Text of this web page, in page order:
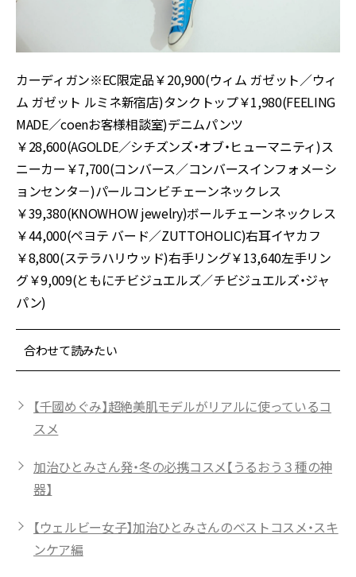
カーディガン※EC限定品￥20,900(ウィム ガゼット／ウィ
ム ガゼット ルミネ新宿店)タンクトップ￥1,980(FEELING
MADE／coenお客様相談室)デニムパンツ
￥28,600(AGOLDE／シチズンズ・オブ・ヒューマニティ)ス
ニーカー￥7,700(コンバース／コンバースインフォメーシ
ョンセンタ－)パールコンビチェーンネックレス
￥39,380(KNOWHOW jewelry)ボールチェーンネックレス
￥44,000(ペヨテ バード／ZUTTOHOLIC)右耳イヤカフ
￥8,800(ステラハリウッド)右手リング￥13,640左手リン
グ￥9,009(ともにチビジュエルズ／チビジュエルズ・ジャ
パン)
合わせて読みたい
【千國めぐみ】超絶美肌モデルがリアルに使っているコ
スメ
加治ひとみさん発・冬の必携コスメ【うるおう３種の神
器】
【ウェルビー女子】加治ひとみさんのベストコスメ・スキ
ンケア編